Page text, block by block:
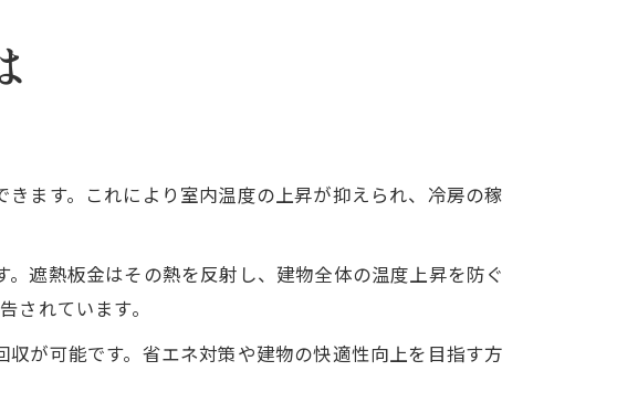
ム
な理由
実現
抑える方法
な理由
実現
ます。これにより室内温度の上昇が抑えられ、冷房の稼
遮熱板金はその熱を反射し、建物全体の温度上昇を防ぐ
されています。
が可能です。省エネ対策や建物の快適性向上を目指す方